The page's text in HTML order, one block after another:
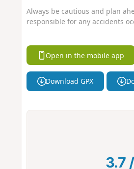
Always be cautious and plan
responsible for any accidents
Open in the mobile app
Download GPX
3.7 /